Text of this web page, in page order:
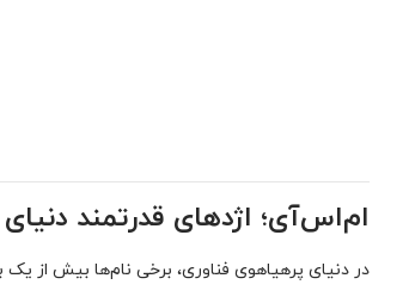
ام‌اس‌آی؛ اژدهای قدرتمند
در دنیای پرهیاهوی فناوری، برخی نام‌ها بیش از یک